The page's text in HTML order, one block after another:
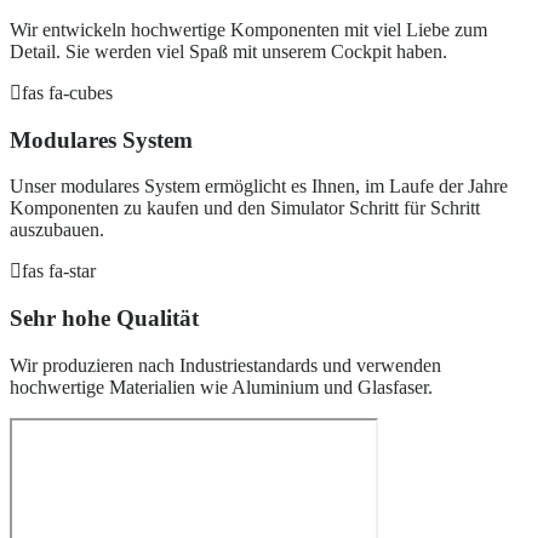
Wir entwickeln hochwertige Komponenten mit viel Liebe zum
Detail. Sie werden viel Spaß mit unserem Cockpit haben.
fas fa-cubes
Modulares System
Unser modulares System ermöglicht es Ihnen, im Laufe der Jahre
Komponenten zu kaufen und den Simulator Schritt für Schritt
auszubauen.
fas fa-star
Sehr hohe Qualität
Wir produzieren nach Industriestandards und verwenden
hochwertige Materialien wie Aluminium und Glasfaser.